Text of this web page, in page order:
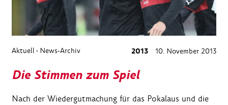
Aktuell › News-Archiv 2013 10. November 2013
Die Stimmen zum Spiel
Nach der Wiedergutmachung für das Pokalaus und die